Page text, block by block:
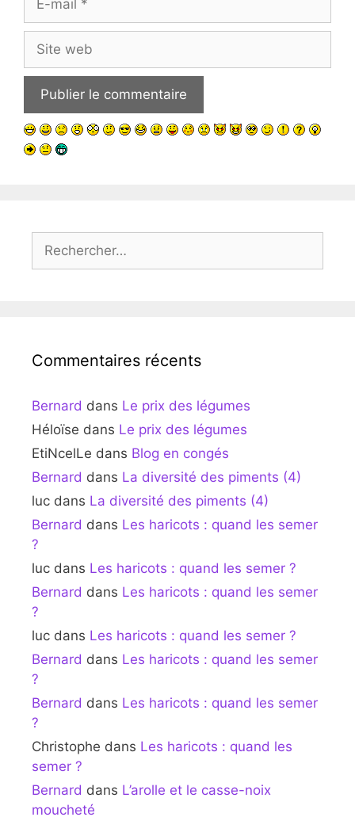
Site
web
Rechercher :
Commentaires récents
Bernard dans Le prix des légumes
Héloïse dans Le prix des légumes
EtiNcelLe dans Blog en congés
Bernard dans La diversité des piments (4)
luc dans La diversité des piments (4)
Bernard dans Les haricots : quand les semer
?
luc dans Les haricots : quand les semer ?
Bernard dans Les haricots : quand les semer
?
luc dans Les haricots : quand les semer ?
Bernard dans Les haricots : quand les semer
?
Bernard dans Les haricots : quand les semer
?
Christophe dans Les haricots : quand les
semer ?
Bernard dans L’arolle et le casse-noix
moucheté